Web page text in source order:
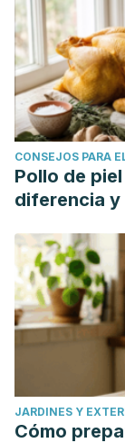
CONSEJOS PARA
Pollo de
diferencia y
JARDINES Y
Cómo